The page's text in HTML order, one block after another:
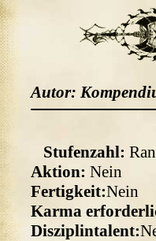
Autor:
Stufenzahl:
Aktion: Nein
Fertigkeit:Nein
Karma
Disziplintalent: